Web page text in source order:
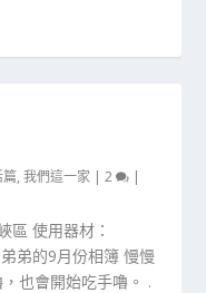
篇,我們這一家 |2 |
區 使用器材：
弟的9月份相簿 慢慢
也會開始吃手嚕。 .